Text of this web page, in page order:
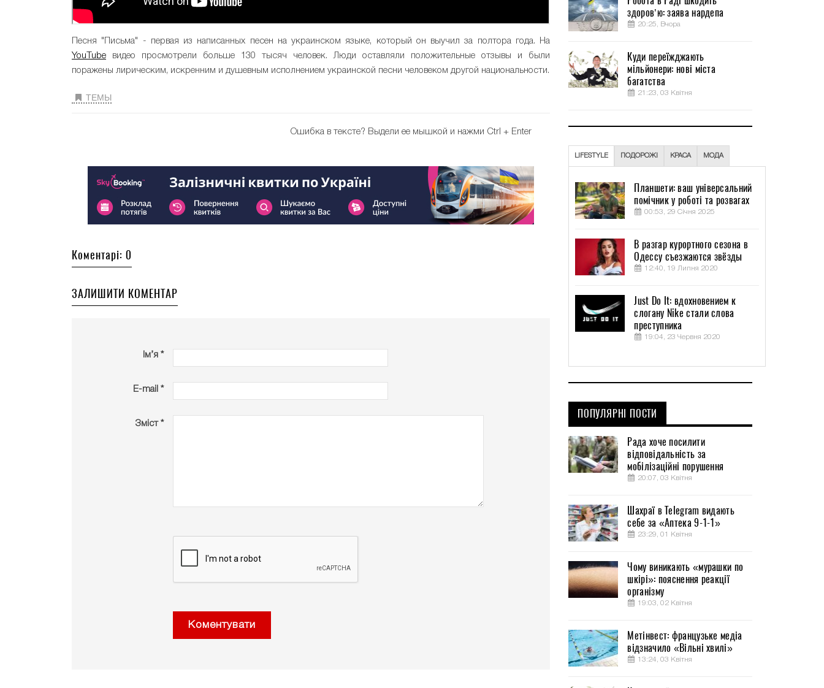
Песня "Письма" - первая из написанных песен на украинском языке, который он выучил за полтора года. На
YouTube видео просмотрели больше 130 тысяч человек. Люди оставляли положительные отзывы и были
поражены лирическим, искренним и душевным исполнением украинской песни человеком другой национальности.
ТЕМЫ
Ошибка в тексте? Выдели ее мышкой и нажми Ctrl + Enter
Коментарі: 0
ЗАЛИШИТИ КОМЕНТАР
Ім’я *
E-mail *
Зміст *
Коментувати
здоров’ю: заява нардепа
20:25, Вчора
Куди переїжджають
мільйонери: нові міста
багатства
21:23, 03 Квітня
LIFESTYLE ПОДОРОЖІ КРАСА МОДА
Планшети: ваш універсальний
помічник у роботі та розвагах
00:53, 29 Січня 2025
В разгар курортного сезона в
Одессу съезжаются звёзды
12:40, 19 Липня 2020
Just Do It: вдохновением к
слогану Nike стали слова
преступника
19:04, 23 Червня 2020
ПОПУЛЯРНІ ПОСТИ
Рада хоче посилити
відповідальність за
мобілізаційні порушення
20:07, 03 Квітня
Шахраї в Telegram видають
себе за «Аптека 9-1-1»
23:29, 01 Квітня
Чому виникають «мурашки по
шкірі»: пояснення реакції
організму
19:03, 02 Квітня
Метінвест: французьке медіа
відзначило «Вільні хвилі»
13:24, 03 Квітня